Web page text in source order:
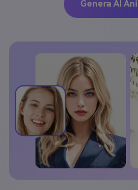
Genera AI